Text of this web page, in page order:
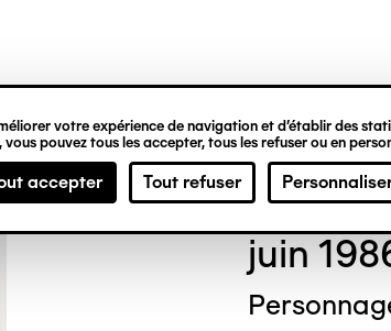
votre expérience de navigation et d’établir des
pouvez tous les accepter, tous les refuser ou en
accepter Tout refuser
juin